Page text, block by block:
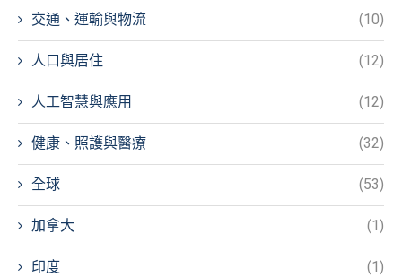
交通、運輸與物流 (10)
人口與居住 (12)
人工智慧與應用 (12)
健康、照護與醫療 (32)
全球 (53)
加拿大 (1)
印度 (1)